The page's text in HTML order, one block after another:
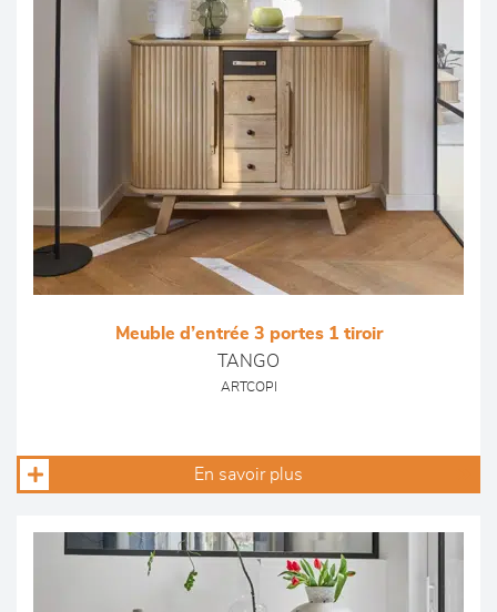
Meuble d’entrée 3 portes 1 tiroir
TANGO
ARTCOPI
En savoir plus